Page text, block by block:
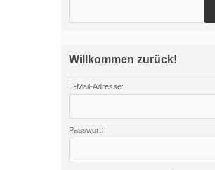
Willkommen zurück!
E-Mail-Adresse:
Passwort: